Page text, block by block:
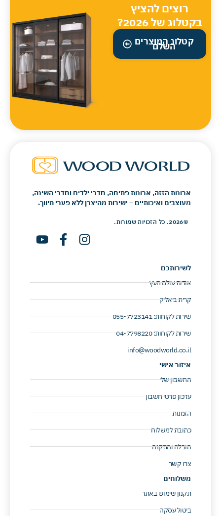
רוצים להציץ
בקטלוג של 2026?
קטלוג המוצרים
השלם
ארונות הזזה, ארונות פתיחה, חדרי ילדים וחדרי השינה,
מעוצבים ואיכותיים – ישירות מהיצרן ללא פערי תיווך.
©2026. כל הזכויות שמורות.
לשירותכם
אודות עולם העץ
קרית ביאליק
שירות לקוחות: 055-7723141 ​
שירות לקוחות: 04-7798220 ​
info@woodworld.co.il
איזור אישי
החשבון שלי
עדכון פרטי חשבון
הזמנות
כתובת למשלוח
הובלה והתקנה
צרו קשר
משלוחים
תקנון שימוש באתר
ביטול עסקה